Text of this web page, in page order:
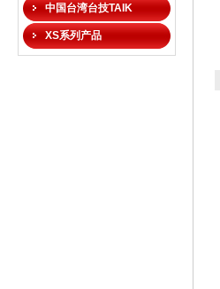
中国台湾台技TAIK
XS系列产品